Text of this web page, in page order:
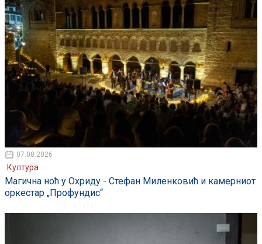
07.08.2026
Култура
Магична ноћ у Охриду - Стефан Миленковић и камерниот
оркестар „Профундис“